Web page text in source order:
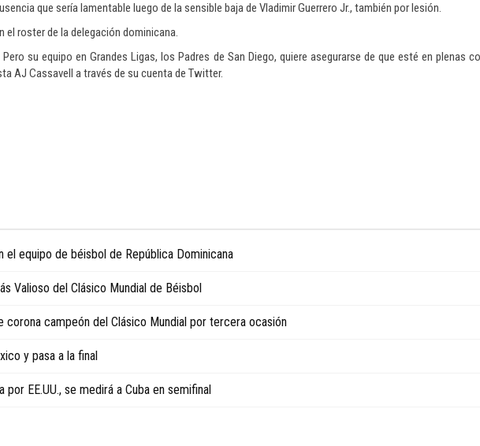
que sería lamentable luego de la sensible baja de Vladimir Guerrero Jr., también por lesión.
roster de la delegación dominicana.
su equipo en Grandes Ligas, los Padres de San Diego, quiere asegurarse de que esté en plenas
AJ Cassavell a través de su cuenta de Twitter.
el equipo de béisbol de República Dominicana
Valioso del Clásico Mundial de Béisbol
corona campeón del Clásico Mundial por tercera ocasión
y pasa a la final
por EE.UU., se medirá a Cuba en semifinal